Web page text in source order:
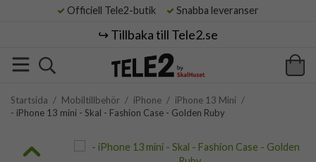
Officiell Tele2-butik Snabba leveranser
↪️ Tillbaka till Tele2.se
Startsida / Mobiltillbehör / iPhone / iPhone 13 Mini /
- iPhone 13 mini - Skal - Fashion Case - Golden Ruby